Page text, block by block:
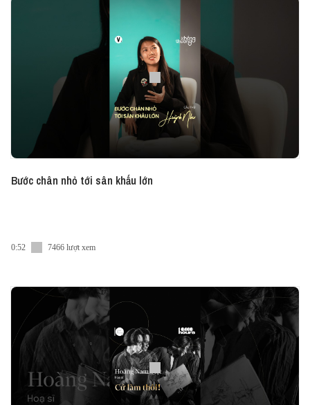
Bước chân nhỏ tới sân khấu lớn
0:52 7466 lượt xem